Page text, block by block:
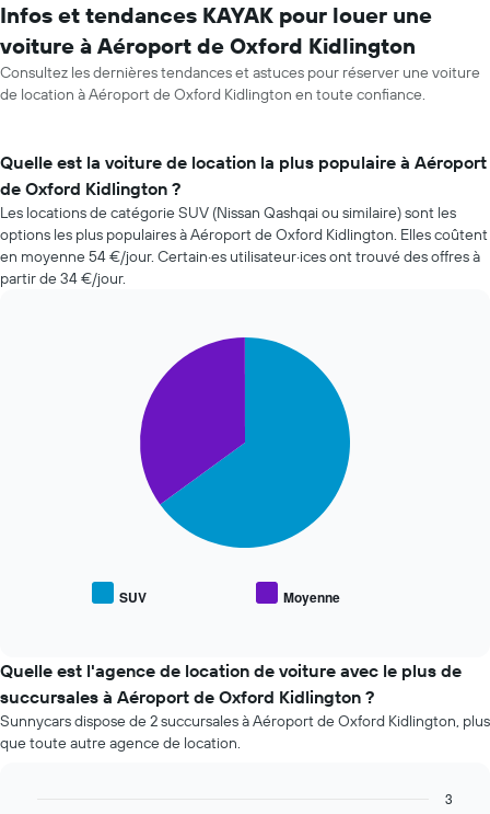
Infos et tendances KAYAK pour louer une
voiture à Aéroport de Oxford Kidlington
Consultez les dernières tendances et astuces pour réserver une voiture
de location à Aéroport de Oxford Kidlington en toute confiance.
Quelle est la voiture de location la plus populaire à Aéroport
de Oxford Kidlington ?
Les locations de catégorie SUV (Nissan Qashqai ou similaire) sont les
options les plus populaires à Aéroport de Oxford Kidlington. Elles coûtent
en moyenne 54 €/jour. Certain·es utilisateur·ices ont trouvé des offres à
partir de 34 €/jour.
de
voiture
plus
populaires
SUV Moyenne
Quelle est l'agence de location de voiture avec le plus de
succursales à Aéroport de Oxford Kidlington ?
Sunnycars dispose de 2 succursales à Aéroport de Oxford Kidlington, plus
que toute autre agence de location.
3